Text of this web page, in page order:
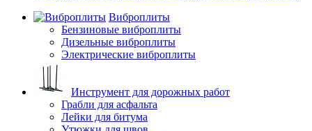
Виброплиты
Бензиновые виброплиты
Дизельные виброплиты
Электрические виброплиты
Инструмент для дорожных работ
Грабли для асфальта
Лейки для битума